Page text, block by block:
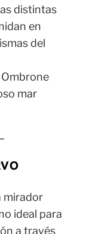
distintas
en
del
mar
mirador
ideal para
a través